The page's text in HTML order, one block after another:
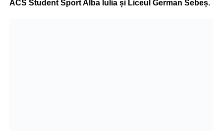
ACS Student Sport Alba Iulia și Liceul German Sebeș.